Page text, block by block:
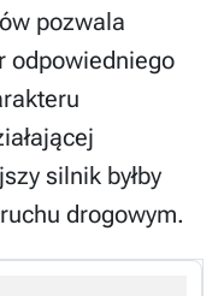
pozwala
odpowiedniego
silnik byłby
drogowym.